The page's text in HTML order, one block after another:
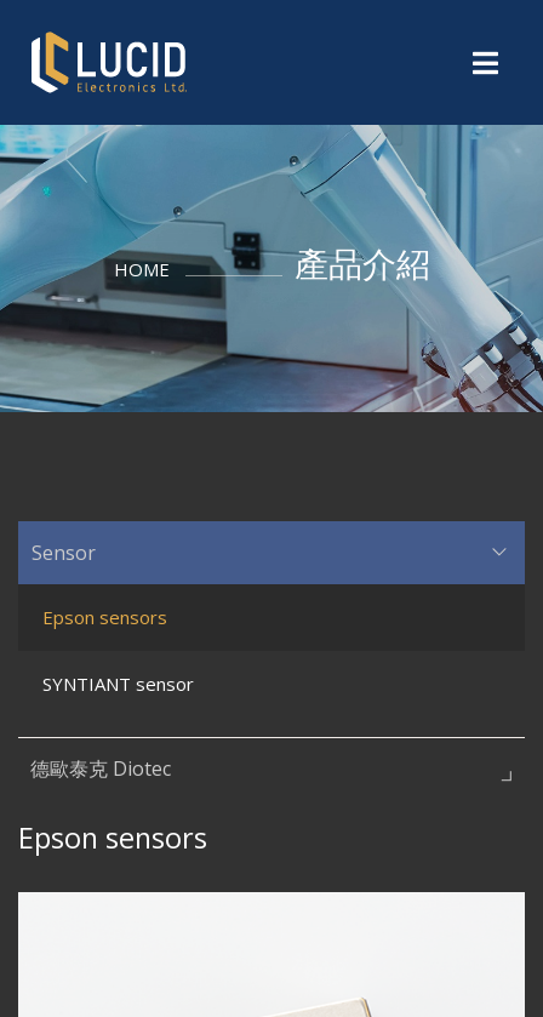
HOME 產品介紹
Sensor
Epson sensors
SYNTIANT sensor
德歐泰克 Diotec
Epson sensors